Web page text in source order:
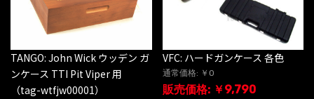
TANGO: John Wick ウッデン ガ
ンケース TTI Pit Viper 用
（tag-wtfjw00001）
VFC: ハードガンケース 各色
通常価格: ￥0
販売価格: ￥9,790